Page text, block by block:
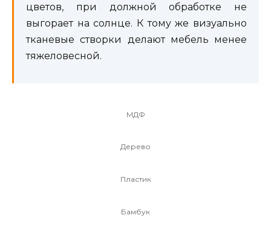
цветов, при должной обработке не
выгорает на солнце. К тому же визуально
тканевые створки делают мебель менее
тяжеловесной.
МДФ
Дерево
Пластик
Бамбук